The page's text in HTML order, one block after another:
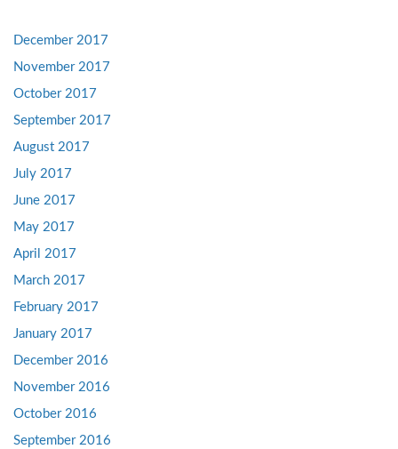
December 2017
November 2017
October 2017
September 2017
August 2017
July 2017
June 2017
May 2017
April 2017
March 2017
February 2017
January 2017
December 2016
November 2016
October 2016
September 2016